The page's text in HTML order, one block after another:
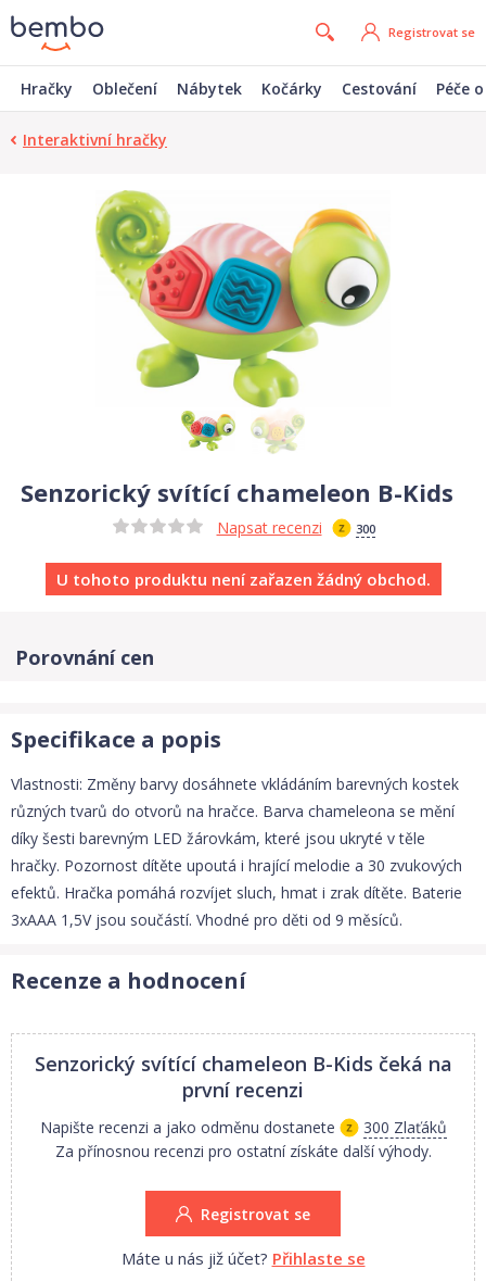
Registrovat se
Hračky Oblečení Nábytek Kočárky Cestování Péče
Interaktivní hračky
Senzorický svítící chameleon B-Kids
Napsat recenzi 300
U tohoto produktu není zařazen žádný obchod.
Porovnání cen
Specifikace a popis
Vlastnosti: Změny barvy dosáhnete vkládáním barevných kostek
různých tvarů do otvorů na hračce. Barva chameleona se mění
díky šesti barevným LED žárovkám, které jsou ukryté v těle
hračky. Pozornost dítěte upoutá i hrající melodie a 30 zvukových
efektů. Hračka pomáhá rozvíjet sluch, hmat i zrak dítěte. Baterie
3xAAA 1,5V jsou součástí. Vhodné pro děti od 9 měsíců.
Recenze a hodnocení
Senzorický svítící chameleon B-Kids čeká na
první recenzi
Napište recenzi a jako odměnu dostanete
300 Zlaťáků
Za přínosnou recenzi pro ostatní získáte další výhody.
Registrovat se
Máte u nás již účet? Přihlaste se